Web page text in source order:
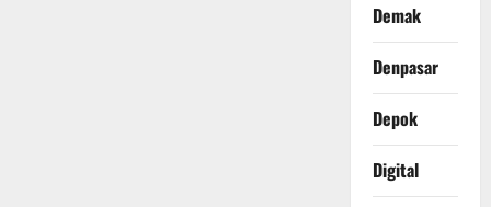
Demak
Denpasar
Depok
Digital